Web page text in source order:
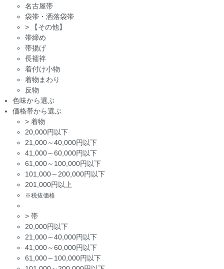
名古屋帯
袋帯・洒落袋帯
>
【その他】
帯締め
帯揚げ
長襦袢
着付け小物
着物まわり
反物
色味から選ぶ
価格帯から選ぶ
> 着物
20,000円以下
21,000～40,000円以下
41,000～60,000円以下
61,000～100,000円以下
101,000～200,000円以下
201,000円以上
※税抜価格
> 帯
20,000円以下
21,000～40,000円以下
41,000～60,000円以下
61,000～100,000円以下